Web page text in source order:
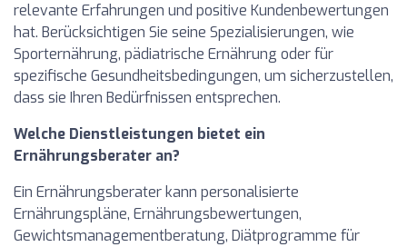
relevante Erfahrungen und positive Kundenbewertungen
hat. Berücksichtigen Sie seine Spezialisierungen, wie
Sporternährung, pädiatrische Ernährung oder für
spezifische Gesundheitsbedingungen, um sicherzustellen,
dass sie Ihren Bedürfnissen entsprechen.
Welche Dienstleistungen bietet ein
Ernährungsberater an?
Ein Ernährungsberater kann personalisierte
Ernährungspläne, Ernährungsbewertungen,
Gewichtsmanagementberatung, Diätprogramme für